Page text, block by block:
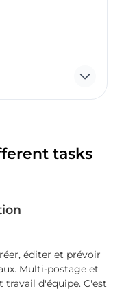
tasks
éditer et prévoir
Multi-postage et
d'équipe. C'est